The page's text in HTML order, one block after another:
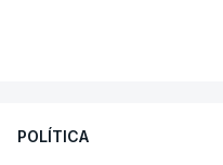
Mehr na rede social
POLÍTICA